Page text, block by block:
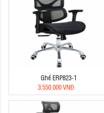
Ghế ERP823-1
3.550.000 VNĐ